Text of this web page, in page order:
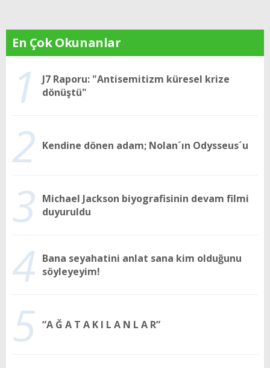
En Çok Okunanlar
1
J7 Raporu: "Antisemitizm küresel krize
dönüştü"
2 Kendine dönen adam; Nolan´ın Odysseus´u
3 Michael Jackson biyografisinin devam filmi
duyuruldu
4 Bana seyahatini anlat sana kim olduğunu
söyleyeyim!
5 “A Ğ A T A K I L A N L A R”